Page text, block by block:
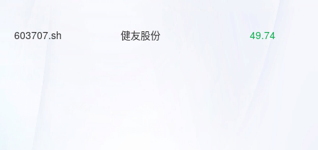
603707.sh 健友股份 49.74